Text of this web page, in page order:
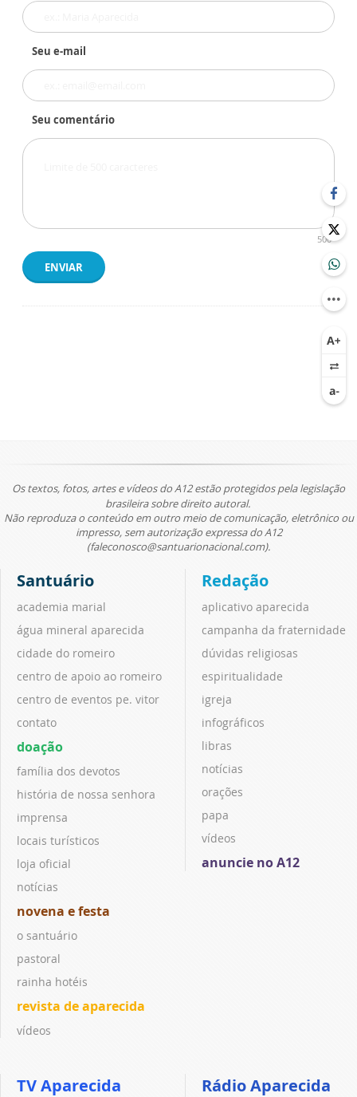
Seu e-mail
Seu comentário
500
ENVIAR
Os textos, fotos, artes e vídeos do A12 estão protegidos pela legislação
brasileira sobre direito autoral.
Não reproduza o conteúdo em outro meio de comunicação, eletrônico ou
impresso, sem autorização expressa do A12
(faleconosco@santuarionacional.com).
Santuário
academia marial
água mineral aparecida
cidade do romeiro
centro de apoio ao romeiro
centro de eventos pe. vitor
contato
doação
família dos devotos
história de nossa senhora
imprensa
locais turísticos
loja oficial
notícias
novena e festa
o santuário
pastoral
rainha hotéis
revista de aparecida
vídeos
Redação
aplicativo aparecida
campanha da fraternidade
dúvidas religiosas
espiritualidade
igreja
infográficos
libras
notícias
orações
papa
vídeos
anuncie no A12
TV Aparecida Rádio Aparecida